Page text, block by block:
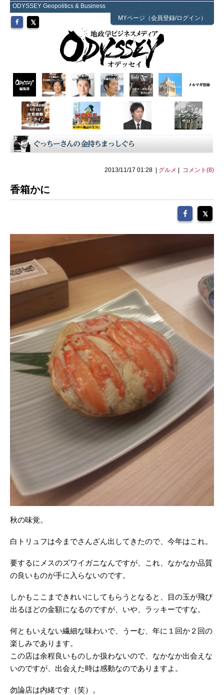
ODYSSEY Geopolitics & Business
MYページ（会員登録/ログイン）
2013/11/17 01:28 | グルメ コメント(8)
香箱かに
秋の味覚。
白トリュフは今までさんざん出してきたので、今年はこれ。
要するにメスのズワイガニなんですが、これ、なかなか品質
の良いものが手に入らないのです。
しかもここまできれいにしてもらうとなると、目の玉が飛び
出るほどの金額になるのですが、いや、ラッキーですな。
何ともいえない繊細な味わいで、うーむ、年に１回か２回の
楽しみであります。
この店は余程良いものしか扱わないので、なかなか出会えな
いのですが、出会えた時は感動なのでありますよ。
勿論店は内緒です（笑）。